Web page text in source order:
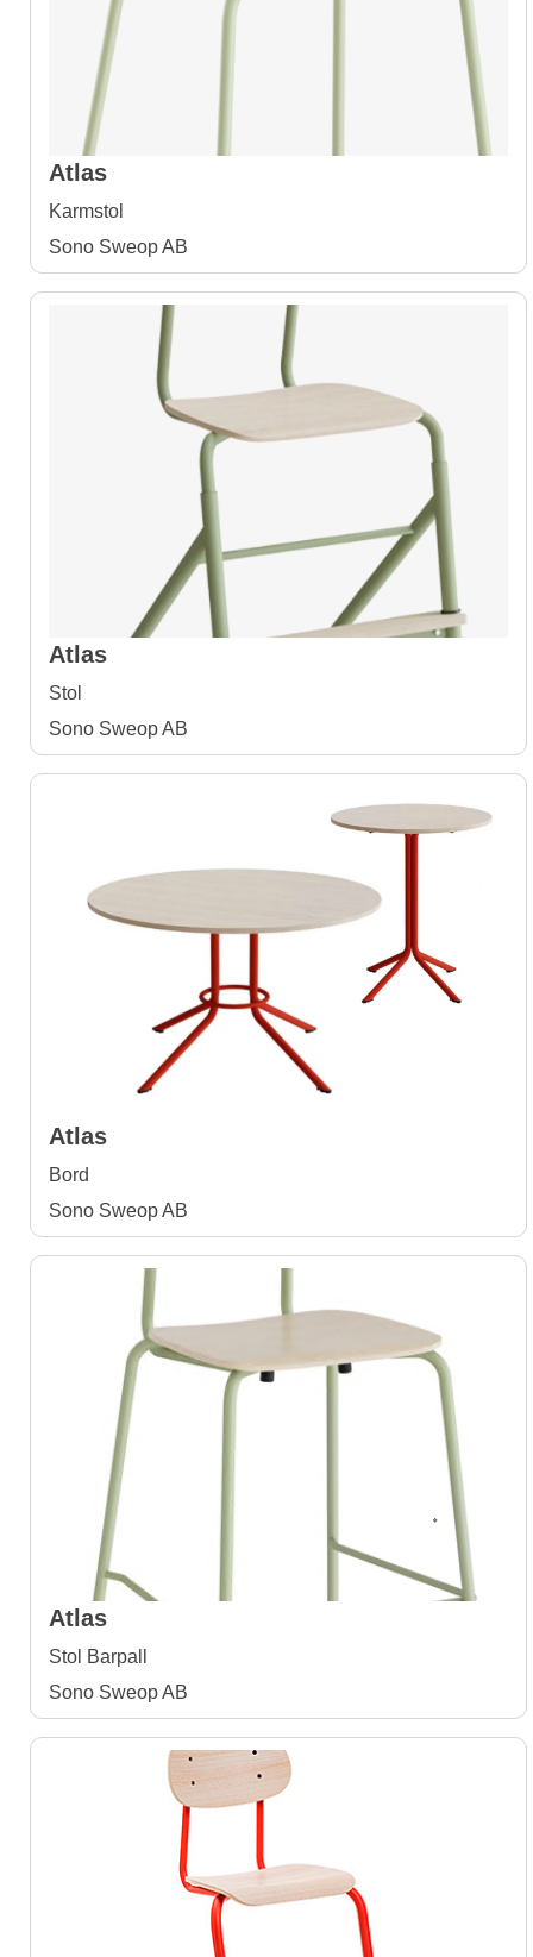
Atlas
Karmstol
Sono Sweop AB
Atlas
Stol
Sono Sweop AB
Atlas
Bord
Sono Sweop AB
Atlas
Stol Barpall
Sono Sweop AB